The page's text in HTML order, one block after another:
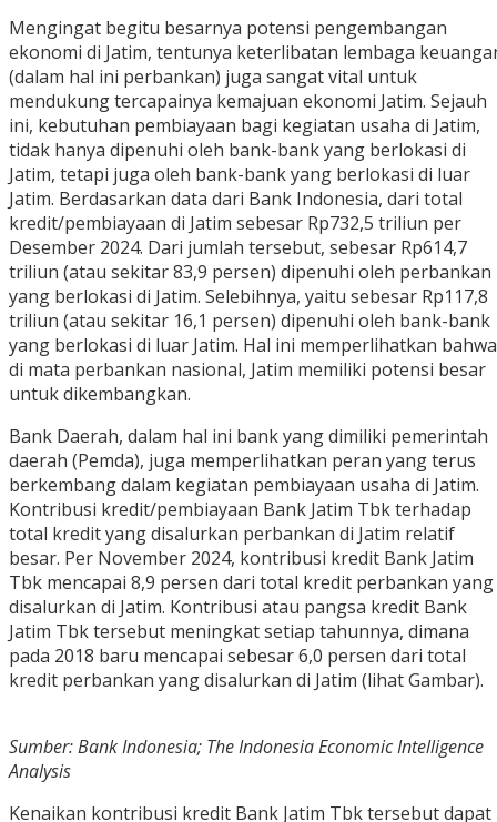
Mengingat begitu besarnya potensi pengembangan
ekonomi di Jatim, tentunya keterlibatan lembaga
(dalam hal ini perbankan) juga sangat vital untuk
mendukung tercapainya kemajuan ekonomi Jatim. Sejauh
ini, kebutuhan pembiayaan bagi kegiatan usaha di Jatim,
tidak hanya dipenuhi oleh bank-bank yang berlokasi di
Jatim, tetapi juga oleh bank-bank yang berlokasi di luar
Jatim. Berdasarkan data dari Bank Indonesia, dari total
kredit/pembiayaan di Jatim sebesar Rp732,5 triliun per
Desember 2024. Dari jumlah tersebut, sebesar Rp614,7
triliun (atau sekitar 83,9 persen) dipenuhi oleh perbankan
yang berlokasi di Jatim. Selebihnya, yaitu sebesar Rp117,8
triliun (atau sekitar 16,1 persen) dipenuhi oleh bank-bank
yang berlokasi di luar Jatim. Hal ini memperlihatkan bahwa
di mata perbankan nasional, Jatim memiliki potensi besar
untuk dikembangkan.
Bank Daerah, dalam hal ini bank yang dimiliki pemerintah
daerah (Pemda), juga memperlihatkan peran yang terus
berkembang dalam kegiatan pembiayaan usaha di Jatim.
Kontribusi kredit/pembiayaan Bank Jatim Tbk terhadap
total kredit yang disalurkan perbankan di Jatim relatif
besar. Per November 2024, kontribusi kredit Bank Jatim
Tbk mencapai 8,9 persen dari total kredit perbankan yang
disalurkan di Jatim. Kontribusi atau pangsa kredit Bank
Jatim Tbk tersebut meningkat setiap tahunnya, dimana
pada 2018 baru mencapai sebesar 6,0 persen dari total
kredit perbankan yang disalurkan di Jatim (lihat Gambar).
Sumber: Bank Indonesia; The Indonesia Economic Intelligence
Analysis
Kenaikan kontribusi kredit Bank Jatim Tbk tersebut dapat